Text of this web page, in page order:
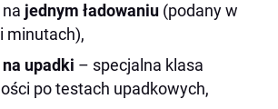
jednym ładowaniu (podany w
minutach),
upadki – specjalna klasa
po testach upadkowych,